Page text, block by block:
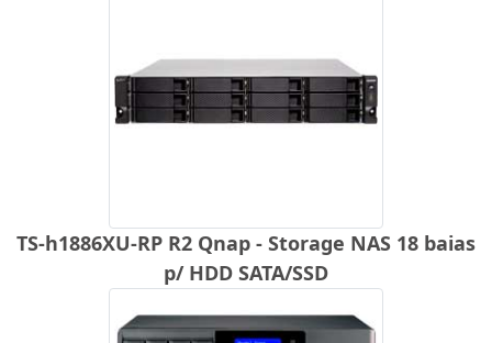
TS-h1886XU-RP R2 Qnap - Storage NAS 18 baias
p/ HDD SATA/SSD